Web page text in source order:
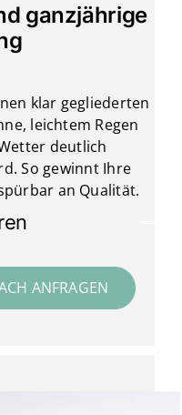
ganzjährige
klar gegliederten
leichtem Regen
deutlich
So gewinnt Ihre
an Qualität.
ANFRAGEN